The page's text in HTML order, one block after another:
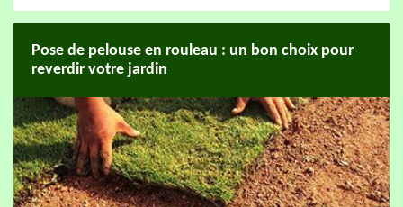
Pose de pelouse en rouleau : un bon choix pour
reverdir votre jardin